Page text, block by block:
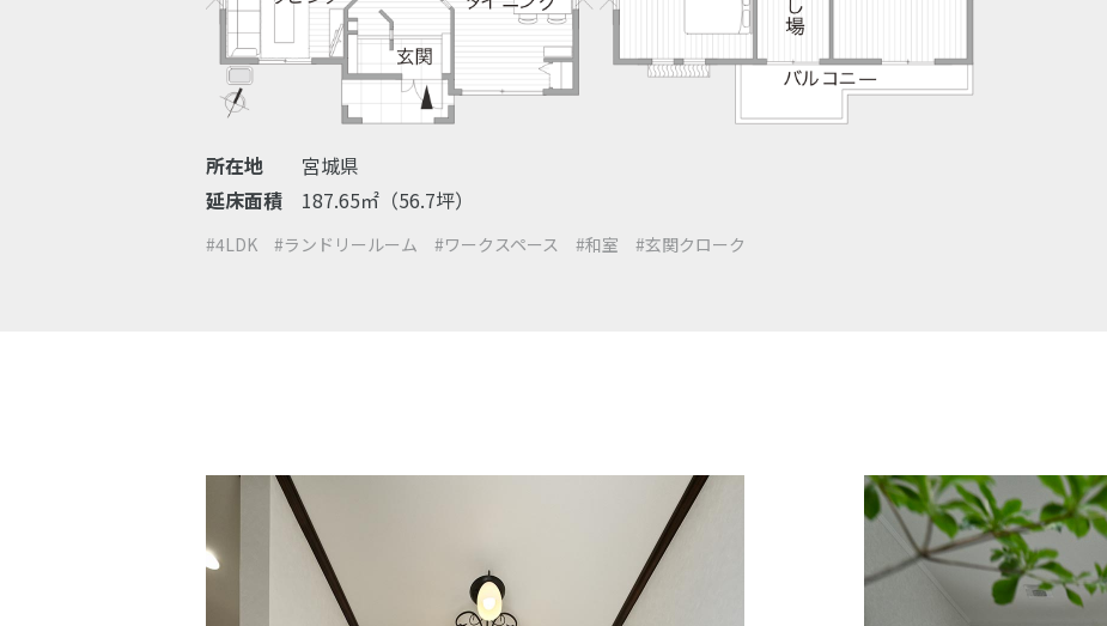
所在地
宮城県
延床面積
187.65㎡（56.7坪）
#4LDK #ランドリールーム #ワークスペース #和室 #玄関クローク